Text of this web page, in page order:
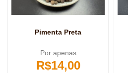
Pimenta Preta
Por apenas
R$14,00